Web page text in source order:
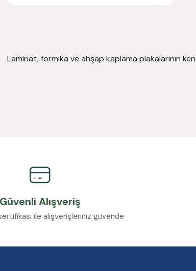
Laminat, formika ve ahşap kaplama plakalarının
Güvenli Alışveriş
ile alışverişleriniz güvende